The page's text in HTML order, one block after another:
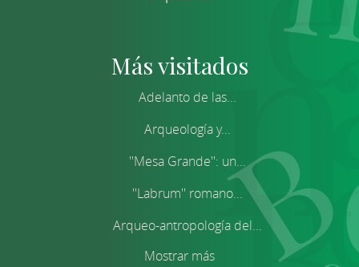
Más visitados
Adelanto de las...
Arqueología y...
''Mesa Grande'': un...
''Labrum'' romano...
Arqueo-antropología del...
Mostrar más